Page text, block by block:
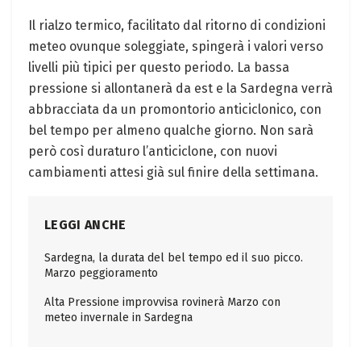
Il rialzo termico, facilitato dal ritorno di condizioni
meteo ovunque soleggiate, spingerà i valori verso
livelli più tipici per questo periodo. La bassa
pressione si allontanerà da est e la Sardegna verrà
abbracciata da un promontorio anticiclonico, con
bel tempo per almeno qualche giorno. Non sarà
però così duraturo l’anticiclone, con nuovi
cambiamenti attesi già sul finire della settimana.
LEGGI ANCHE
Sardegna, la durata del bel tempo ed il suo picco.
Marzo peggioramento
Alta Pressione improvvisa rovinerà Marzo con
meteo invernale in Sardegna